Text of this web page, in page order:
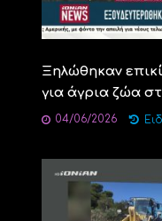
Ξηλώθηκαν
για άγρια ζώα
04/06/2026